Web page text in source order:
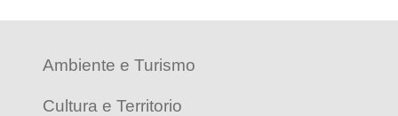
Ambiente e Turismo
Cultura e Territorio